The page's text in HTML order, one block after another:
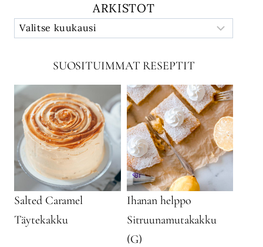
ARKISTOT
SUOSITUIMMAT RESEPTIT
Salted Caramel
Täytekakku
Ihanan helppo
Sitruunamutakakku
(G)